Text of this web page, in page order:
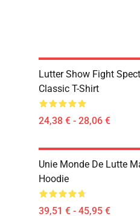
Lutter Show Fight
Classic T-Shirt
24,38 € - 28,06 €
Unie Monde De Lutte
Hoodie
39,51 € - 45,95 €